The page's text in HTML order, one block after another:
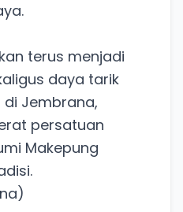
terus menjadi
daya tarik
Jembrana,
persatuan
Makepung